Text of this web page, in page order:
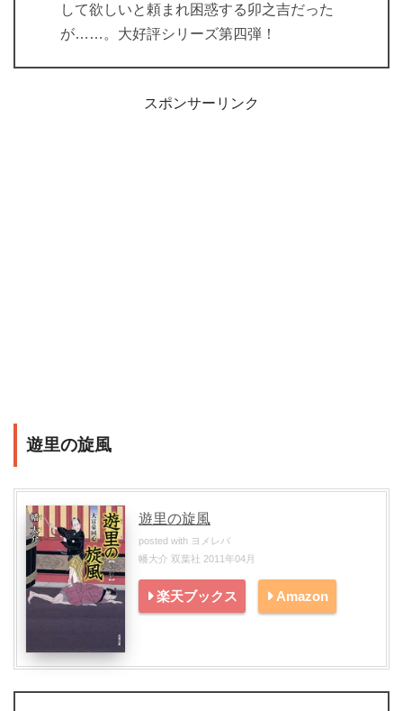
して欲しいと頼まれ困惑する卯之吉だった
が……。大好評シリーズ第四弾！
スポンサーリンク
遊里の旋風
遊里の旋風
posted with ヨメレバ
幡大介 双葉社 2011年04月
楽天ブックス Amazon